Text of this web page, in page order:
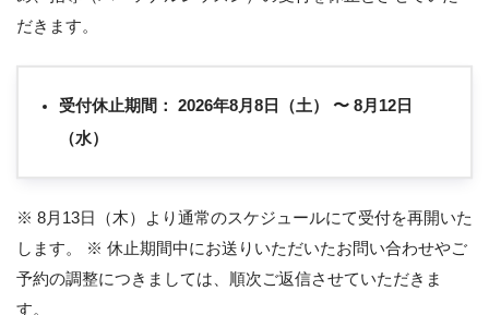
だきます。
受付休止期間：
2026年8月8日（土） 〜 8月12日
（水）
※ 8月13日（木）より通常のスケジュールにて受付を再開いた
します。 ※ 休止期間中にお送りいただいたお問い合わせやご
予約の調整につきましては、順次ご返信させていただきま
す。